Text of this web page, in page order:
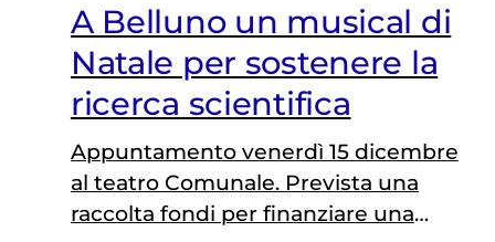
A Belluno un musical di
Natale per sostenere la
ricerca scientifica
Appuntamento venerdì 15 dicembre
al teatro Comunale. Prevista una
raccolta fondi per finanziare una